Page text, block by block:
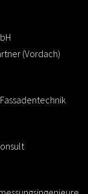
(Vordach)